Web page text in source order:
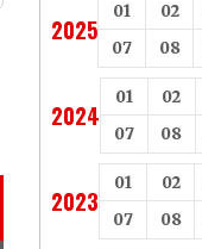
2025
01 02
07
08
2024
01 02
07
08
2023
01 02
07
08